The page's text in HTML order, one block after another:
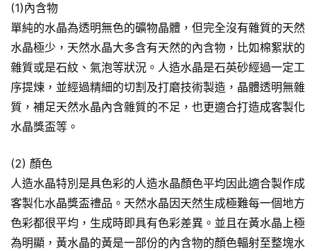
(1)內含物
單純的水晶為透明無色的礦物晶體，但完全沒有雜質的天然
水晶極少，天然水晶大多含有天然的內含物，比如棉絮狀的
雜質或是石紋、氣泡等狀況。人造水晶是石英砂經過一定工
序提煉，並經過精細的切割及打磨技術製造，晶體透明無雜
質，補足天然水晶內含雜質的不足，也更適合打造成客製化
水晶獎盃等。
(2) 顏色
人造水晶特別是具色彩的人造水晶顏色平均因此適合製作成
客製化水晶獎盃禮品。天然水晶因天然生成極難每一個地方
色彩都很平均，生成時即具有色彩差異。並且在黃水晶上極
為明顯，黃水晶的黃是一部份的內含物的顏色輻射至整塊水